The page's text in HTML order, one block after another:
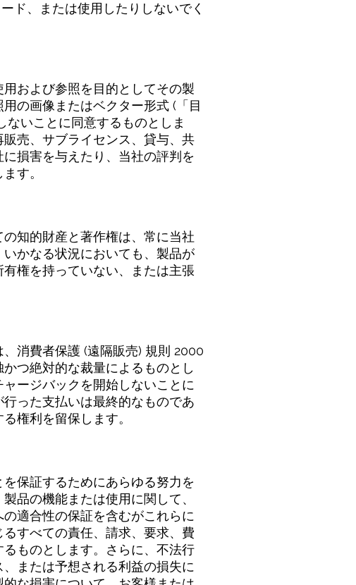
ド、または使用したりしないでく
および参照を目的としてその製
の画像またはベクター形式 (「目
いことに同意するものとしま
売、サブライセンス、貸与、共
損害を与えたり、当社の評判を
す。
知的財産と著作権は、常に当社
かなる状況においても、製品が
権を持っていない、または主張
消費者保護 (遠隔販売) 規則 2000
つ絶対的な裁量によるものとし
ージバックを開始しないことに
った支払いは最終的なものであ
権利を留保します。
保証するためにあらゆる努力を
品の機能または使用に関して、
適合性の保証を含むがこれらに
すべての責任、請求、要求、費
ものとします。さらに、不法行
または予想される利益の損失に